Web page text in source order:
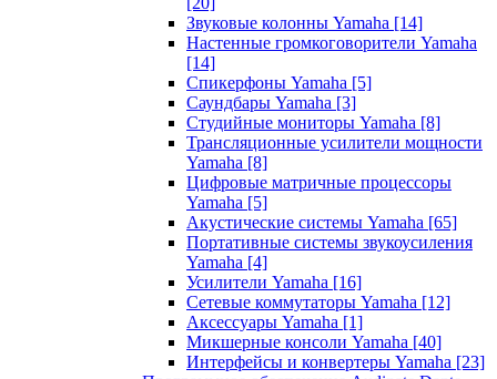
Звуковые колонны Yamaha [14]
Настенные громкоговорители Yamaha
[14]
Спикерфоны Yamaha [5]
Саундбары Yamaha [3]
Студийные мониторы Yamaha [8]
Трансляционные усилители мощности
Yamaha [8]
Цифровые матричные процессоры
Yamaha [5]
Акустические системы Yamaha [65]
Портативные системы звукоусиления
Yamaha [4]
Усилители Yamaha [16]
Сетевые коммутаторы Yamaha [12]
Аксессуары Yamaha [1]
Микшерные консоли Yamaha [40]
Интерфейсы и конвертеры Yamaha [23]